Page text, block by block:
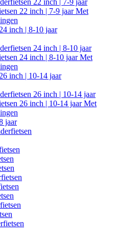
22 inch | 7-9 jaar
22 inch | 7-9 jaar Met
inch | 8-10 jaar
24 inch | 8-10 jaar
24 inch | 8-10 jaar Met
inch | 10-14 jaar
26 inch | 10-14 jaar
26 inch | 10-14 jaar Met
jaar